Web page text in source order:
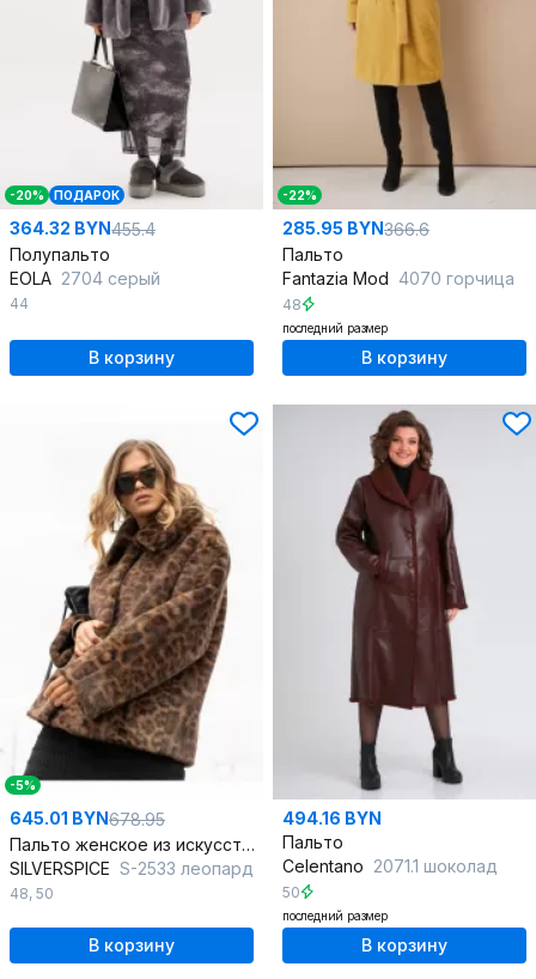
-20% ПОДАРОК
364.32 BYN455.4
Полупальто
EOLA 2704 серый
44
В корзину
-22%
285.95 BYN366.6
Пальто
Fantazia Mod 4070 горчица
48
последний размер
В корзину
-5%
645.01 BYN678.95
Пальто женское из искусственного меха SILVERSPICE S-2533 леопард
SILVERSPICE S-2533 леопард
48, 50
В корзину
494.16 BYN
Пальто
Celentano 2071.1 шоколад
50
последний размер
В корзину